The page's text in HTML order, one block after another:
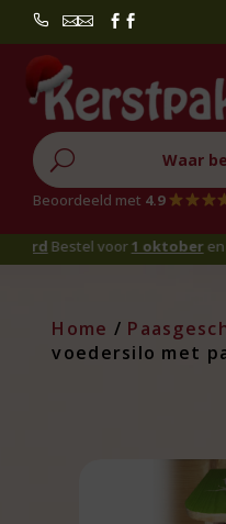
 
U
Beoordeeld met 4.9
Bestel voor1 oktoberen
Home /
voedersilo met